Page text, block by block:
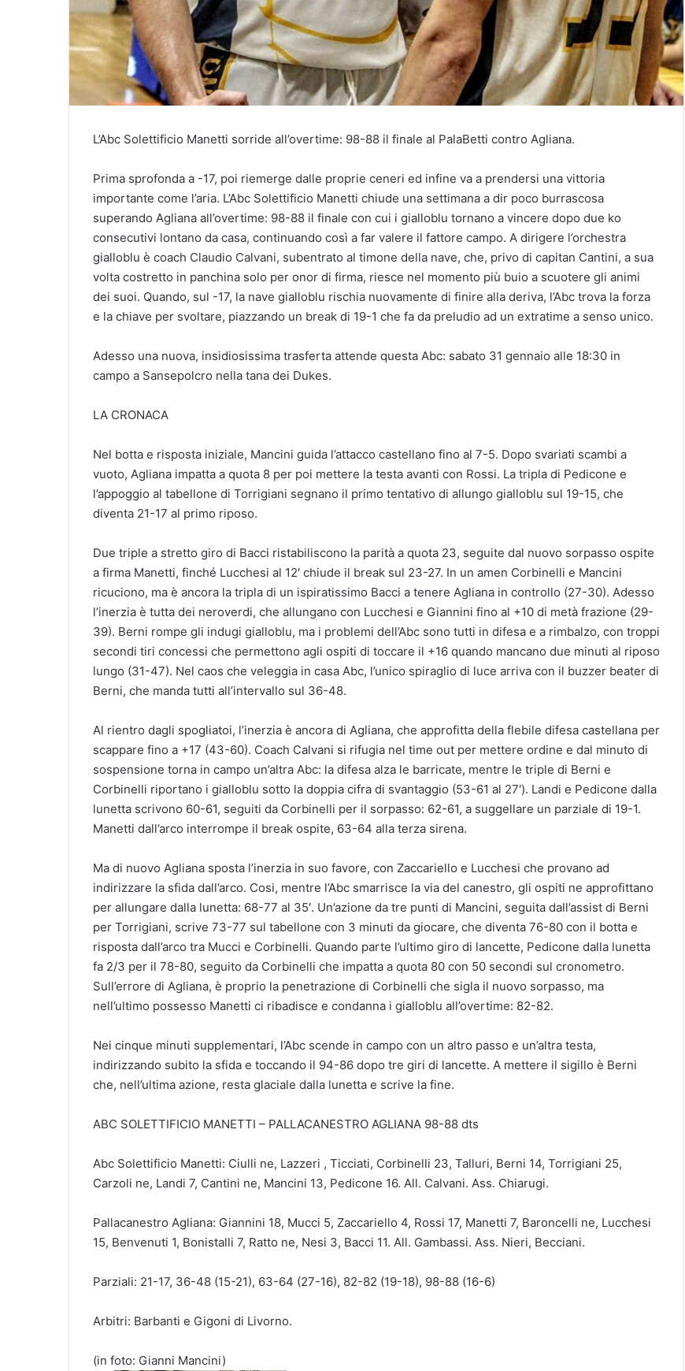
L’Abc Solettificio Manetti sorride all’overtime: 98-88 il finale al PalaBetti contro Agliana.
Prima sprofonda a -17, poi riemerge dalle proprie ceneri ed infine va a prendersi una vittoria
importante come l’aria. L’Abc Solettificio Manetti chiude una settimana a dir poco burrascosa
superando Agliana all’overtime: 98-88 il finale con cui i gialloblu tornano a vincere dopo due ko
consecutivi lontano da casa, continuando così a far valere il fattore campo. A dirigere l’orchestra
gialloblu è coach Claudio Calvani, subentrato al timone della nave, che, privo di capitan Cantini, a sua
volta costretto in panchina solo per onor di firma, riesce nel momento più buio a scuotere gli animi
dei suoi. Quando, sul -17, la nave gialloblu rischia nuovamente di finire alla deriva, l’Abc trova la forza
e la chiave per svoltare, piazzando un break di 19-1 che fa da preludio ad un extratime a senso unico.
Adesso una nuova, insidiosissima trasferta attende questa Abc: sabato 31 gennaio alle 18:30 in
campo a Sansepolcro nella tana dei Dukes.
LA CRONACA
Nel botta e risposta iniziale, Mancini guida l’attacco castellano fino al 7-5. Dopo svariati scambi a
vuoto, Agliana impatta a quota 8 per poi mettere la testa avanti con Rossi. La tripla di Pedicone e
l’appoggio al tabellone di Torrigiani segnano il primo tentativo di allungo gialloblu sul 19-15, che
diventa 21-17 al primo riposo.
Due triple a stretto giro di Bacci ristabiliscono la parità a quota 23, seguite dal nuovo sorpasso ospite
a firma Manetti, finché Lucchesi al 12′ chiude il break sul 23-27. In un amen Corbinelli e Mancini
ricuciono, ma è ancora la tripla di un ispiratissimo Bacci a tenere Agliana in controllo (27-30). Adesso
l’inerzia è tutta dei neroverdi, che allungano con Lucchesi e Giannini fino al +10 di metà frazione (29-
39). Berni rompe gli indugi gialloblu, ma i problemi dell’Abc sono tutti in difesa e a rimbalzo, con troppi
secondi tiri concessi che permettono agli ospiti di toccare il +16 quando mancano due minuti al riposo
lungo (31-47). Nel caos che veleggia in casa Abc, l’unico spiraglio di luce arriva con il buzzer beater di
Berni, che manda tutti all’intervallo sul 36-48.
Al rientro dagli spogliatoi, l’inerzia è ancora di Agliana, che approfitta della flebile difesa castellana per
scappare fino a +17 (43-60). Coach Calvani si rifugia nel time out per mettere ordine e dal minuto di
sospensione torna in campo un’altra Abc: la difesa alza le barricate, mentre le triple di Berni e
Corbinelli riportano i gialloblu sotto la doppia cifra di svantaggio (53-61 al 27′). Landi e Pedicone dalla
lunetta scrivono 60-61, seguiti da Corbinelli per il sorpasso: 62-61, a suggellare un parziale di 19-1.
Manetti dall’arco interrompe il break ospite, 63-64 alla terza sirena.
Ma di nuovo Agliana sposta l’inerzia in suo favore, con Zaccariello e Lucchesi che provano ad
indirizzare la sfida dall’arco. Cosi, mentre l’Abc smarrisce la via del canestro, gli ospiti ne approfittano
per allungare dalla lunetta: 68-77 al 35′. Un’azione da tre punti di Mancini, seguita dall’assist di Berni
per Torrigiani, scrive 73-77 sul tabellone con 3 minuti da giocare, che diventa 76-80 con il botta e
risposta dall’arco tra Mucci e Corbinelli. Quando parte l’ultimo giro di lancette, Pedicone dalla lunetta
fa 2/3 per il 78-80, seguito da Corbinelli che impatta a quota 80 con 50 secondi sul cronometro.
Sull’errore di Agliana, è proprio la penetrazione di Corbinelli che sigla il nuovo sorpasso, ma
nell’ultimo possesso Manetti ci ribadisce e condanna i gialloblu all’overtime: 82-82.
Nei cinque minuti supplementari, l’Abc scende in campo con un altro passo e un’altra testa,
indirizzando subito la sfida e toccando il 94-86 dopo tre giri di lancette. A mettere il sigillo è Berni
che, nell’ultima azione, resta glaciale dalla lunetta e scrive la fine.
ABC SOLETTIFICIO MANETTI – PALLACANESTRO AGLIANA 98-88 dts
Abc Solettificio Manetti: Ciulli ne, Lazzeri , Ticciati, Corbinelli 23, Talluri, Berni 14, Torrigiani 25,
Carzoli ne, Landi 7, Cantini ne, Mancini 13, Pedicone 16. All. Calvani. Ass. Chiarugi.
Pallacanestro Agliana: Giannini 18, Mucci 5, Zaccariello 4, Rossi 17, Manetti 7, Baroncelli ne, Lucchesi
15, Benvenuti 1, Bonistalli 7, Ratto ne, Nesi 3, Bacci 11. All. Gambassi. Ass. Nieri, Becciani.
Parziali: 21-17, 36-48 (15-21), 63-64 (27-16), 82-82 (19-18), 98-88 (16-6)
Arbitri: Barbanti e Gigoni di Livorno.
(in foto: Gianni Mancini)